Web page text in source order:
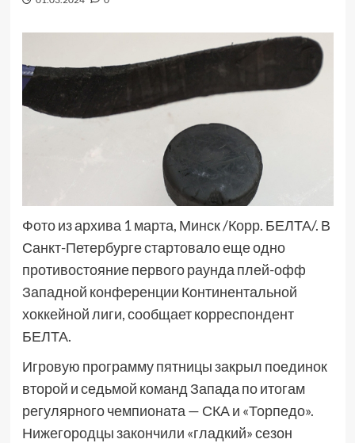
Фото из архива 1 марта, Минск /Корр. БЕЛТА/. В
Санкт-Петербурге стартовало еще одно
противостояние первого раунда плей-офф
Западной конференции Континентальной
хоккейной лиги, сообщает корреспондент
БЕЛТА.
Игровую программу пятницы закрыл поединок
второй и седьмой команд Запада по итогам
регулярного чемпионата — СКА и «Торпедо».
Нижегородцы закончили «гладкий» сезон